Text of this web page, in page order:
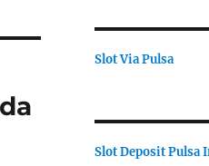
Slot Via Pulsa
Slot Deposit Pulsa